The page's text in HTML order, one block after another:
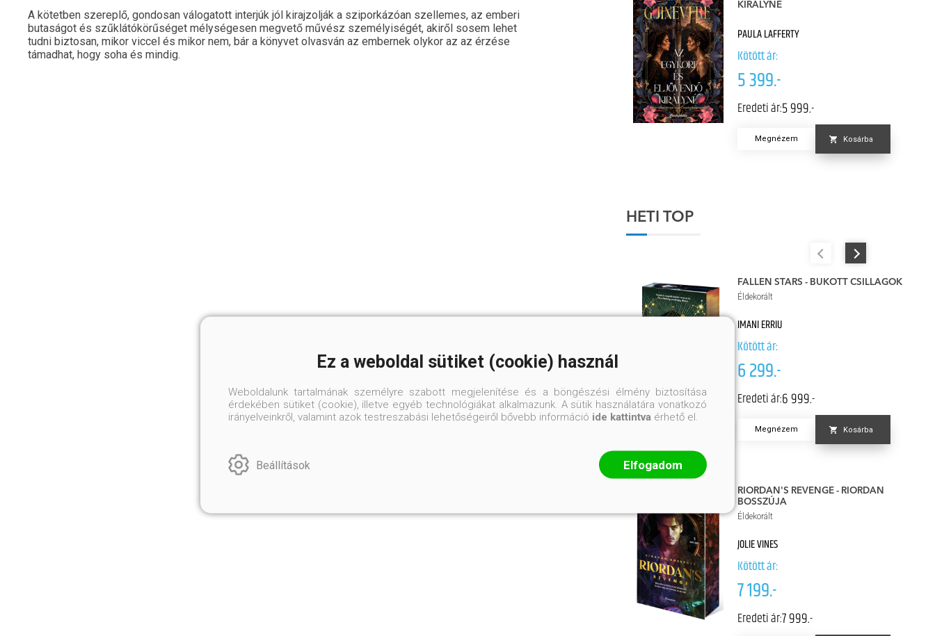
A kötetben szereplő, gondosan válogatott interjúk jól kirajzolják a sziporkázóan szellemes, az emberi
butaságot és szűklátókörűséget mélységesen megvető művész személyiségét, akiről sosem lehet
tudni biztosan, mikor viccel és mikor nem, bár a könyvet olvasván az embernek olykor az az érzése
támadhat, hogy soha és mindig.
KIRÁLYNÉ
PAULA LAFFERTY
Kötött ár:
5 399.-
Eredeti ár:5 999.-
Megnézem Kosárba
HETI TOP
FALLEN STARS - BUKOTT CSILLAGOK
Éldekorált
IMANI ERRIU
Kötött ár:
6 299.-
Eredeti ár:6 999.-
Megnézem Kosárba
RIORDAN'S REVENGE - RIORDAN
BOSSZÚJA
Éldekorált
JOLIE VINES
Kötött ár:
7 199.-
Eredeti ár:7 999.-
Ez a weboldal sütiket (cookie) használ
Weboldalunk tartalmának személyre szabott megjelenítése és a böngészési élmény biztosítása
érdekében sütiket (cookie), illetve egyéb technológiákat alkalmazunk. A sütik használatára vonatkozó
irányelveinkről, valamint azok testreszabási lehetőségeiről bővebb információ ide kattintva érhető el.
Beállítások Elfogadom